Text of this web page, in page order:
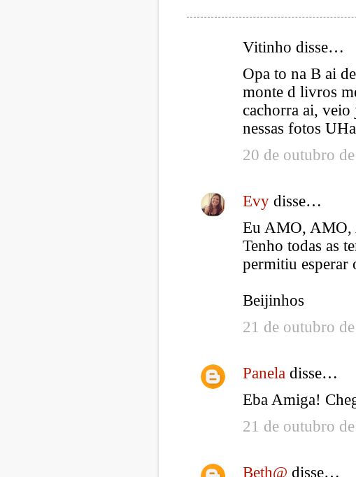
i
Vitinho disse…
Opa to na B ai
monte d livros
cachorra ai, veio
nessas fotos
20 de outubro
Evy disse…
Eu AMO,
Tenho todas as
permitiu esperar
Beijinhos
21 de outubro
Panela disse…
Eba Amiga!
21 de outubro
Beth@ disse…